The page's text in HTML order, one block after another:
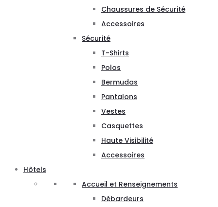
Chaussures de Sécurité
Accessoires
Sécurité
T-Shirts
Polos
Bermudas
Pantalons
Vestes
Casquettes
Haute Visibilité
Accessoires
Hôtels
Accueil et Renseignements
Débardeurs